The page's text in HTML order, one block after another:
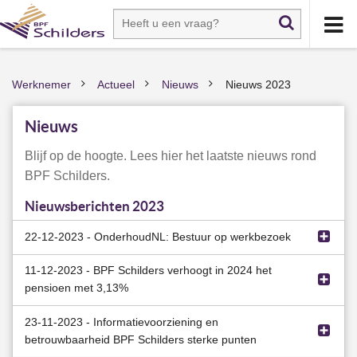
Werknemer
Actueel
Nieuws
Nieuws 2023
Nieuws
Blijf op de hoogte. Lees hier het laatste nieuws rond
BPF Schilders.
Nieuwsberichten 2023
22-12-2023 - OnderhoudNL: Bestuur op werkbezoek
In oktober ging het bestuur van BPF Schilders op
“Het is belangrijk dat we als bestuursleden af en toe onze
kantoren verlaten om met werkgevers,
11-12-2023 - BPF Schilders verhoogt in 2024 het
pensioen met 3,13%
BPF Schilders verhoogt de pensioenen met 3,13% vanaf 1
23-11-2023 - Informatievoorziening en
betrouwbaarheid BPF Schilders sterke punten